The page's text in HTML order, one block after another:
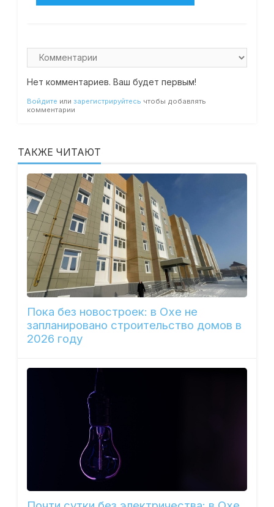
Нет комментариев. Ваш будет первым!
Войдите или зарегистрируйтесь чтобы добавлять
комментарии
ТАКЖЕ ЧИТАЮТ
Пока без новостроек: в Охе не
запланировано строительство домов в
2026 году